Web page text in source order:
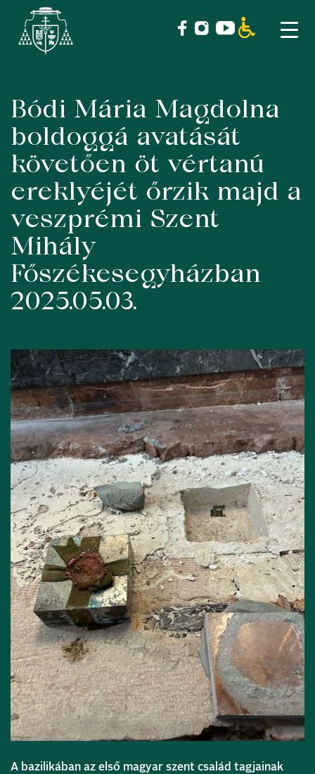
Skip
content
Bódi Mária Magdolna
boldoggá avatását
követően öt vértanú
ereklyéjét őrzik majd a
veszprémi Szent
Mihály
Főszékesegyházban
2025.05.03.
A bazilikában az első magyar szent család tagjainak